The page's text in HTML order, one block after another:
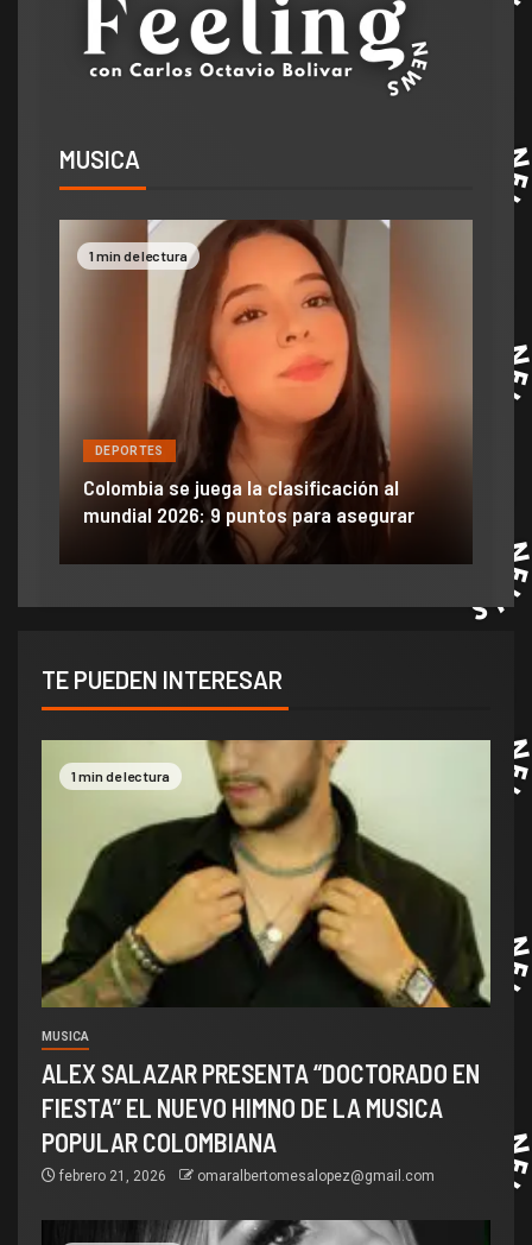
MUSICA
se juega la clasificación al
9 puntos para asegurar
DEPORTES
Efraín Juárez filtró
anuncio de llegada a
TE PUEDEN INTERESAR
1 min de lectura
MUSICA
ALEX SALAZAR PRESENTA “DOCTORADO EN
FIESTA” EL NUEVO HIMNO DE LA MUSICA
POPULAR COLOMBIANA
febrero 21, 2026 omaralbertomesalopez@gmail.com